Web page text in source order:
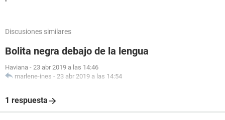
Discusiones similares
Bolita negra debajo de la lengua
Haviana - 23 abr 2019 a las 14:46
marlene-ines - 23 abr 2019 a las 14:54
1 respuesta